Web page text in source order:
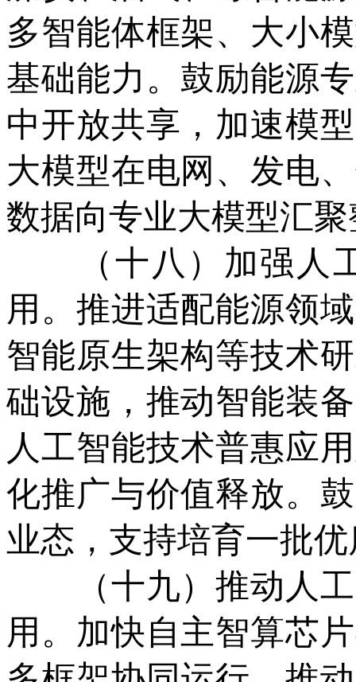
多智能体框架、大小
基础能力。鼓励能源
中开放共享，加速模
大模型在电网、发电
数据向专业大模型汇
（十八）加强人工
用。推进适配能源领
智能原生架构等技术
础设施，推动智能装
人工智能技术普惠应
化推广与价值释放。
业态，支持培育一批
（十九）推动人工
用。加快自主智算芯